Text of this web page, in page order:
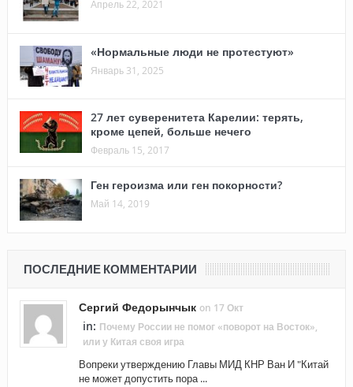
Апрель 22, 2021
«Нормальные люди не протестуют»
Январь 31, 2025
27 лет суверенитета Карелии: терять,
кроме цепей, больше нечего
Февраль 15, 2017
Ген героизма или ген покорности?
Май 14, 2019
ПОСЛЕДНИЕ КОММЕНТАРИИ
Сергий Федорынчык on 17 Окт
in: Почему России не помог «поворот на Восток»,
или у Китая своя игра
Вопреки утверждению Главы МИД КНР Ван И "Китай
не может допустить пора ...